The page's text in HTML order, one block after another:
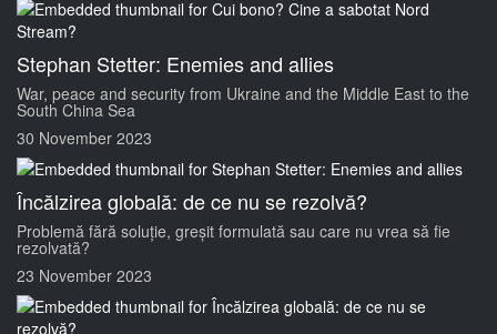
Stephan Stetter: Enemies and allies
War, peace and security from Ukraine and the Middle East to the
South China Sea
30 November 2023
Încălzirea globală: de ce nu se rezolvă?
Problemă fără soluție, greșit formulată sau care nu vrea să fie
rezolvată?
23 November 2023